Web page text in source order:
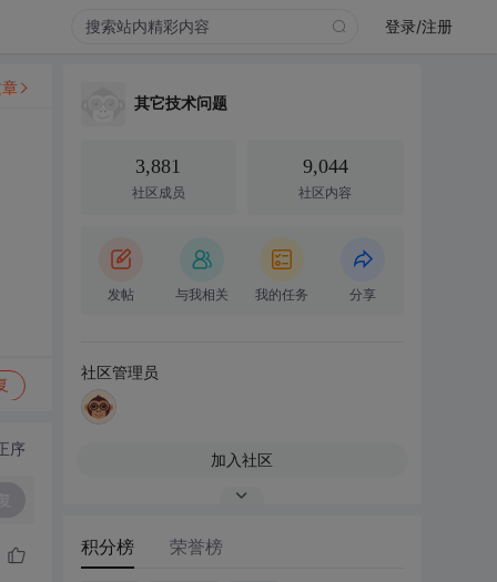
登录/注册
序
其它技术问题
3,881
社区成员
9,044
社区内容
发帖 与我相关 我的任务 分享
社区管理员
加入社区
积分榜 荣誉榜